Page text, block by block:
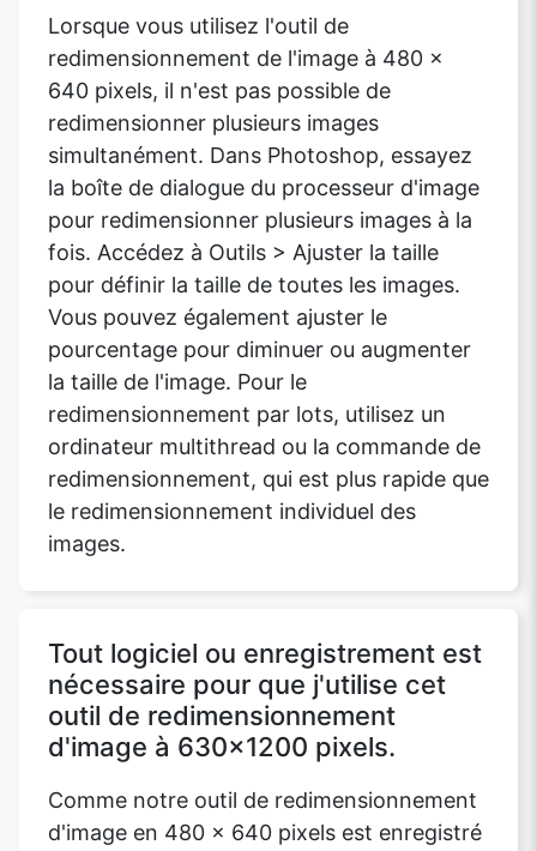
Lorsque vous utilisez l'outil de
redimensionnement de l'image à 480 x
640 pixels, il n'est pas possible de
redimensionner plusieurs images
simultanément. Dans Photoshop, essayez
la boîte de dialogue du processeur d'image
pour redimensionner plusieurs images à la
fois. Accédez à Outils > Ajuster la taille
pour définir la taille de toutes les images.
Vous pouvez également ajuster le
pourcentage pour diminuer ou augmenter
la taille de l'image. Pour le
redimensionnement par lots, utilisez un
ordinateur multithread ou la commande de
redimensionnement, qui est plus rapide que
le redimensionnement individuel des
images.
Tout logiciel ou enregistrement est
nécessaire pour que j'utilise cet
outil de redimensionnement
d'image à 630x1200 pixels.
Comme notre outil de redimensionnement
d'image en 480 x 640 pixels est enregistré